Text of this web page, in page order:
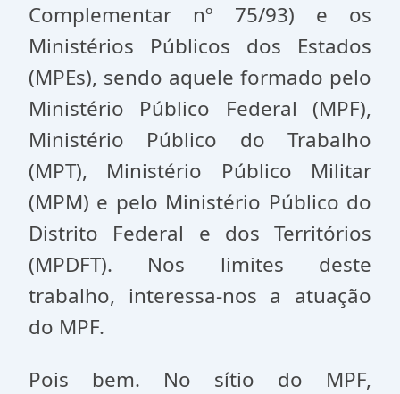
Complementar nº 75/93) e os
Ministérios Públicos dos Estados
(MPEs), sendo aquele formado pelo
Ministério Público Federal (MPF),
Ministério Público do Trabalho
(MPT), Ministério Público Militar
(MPM) e pelo Ministério Público do
Distrito Federal e dos Territórios
(MPDFT). Nos limites deste
trabalho, interessa-nos a atuação
do MPF.
Pois bem. No sítio do MPF,